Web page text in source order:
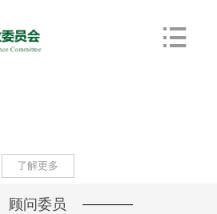
了解更多
顾问委员